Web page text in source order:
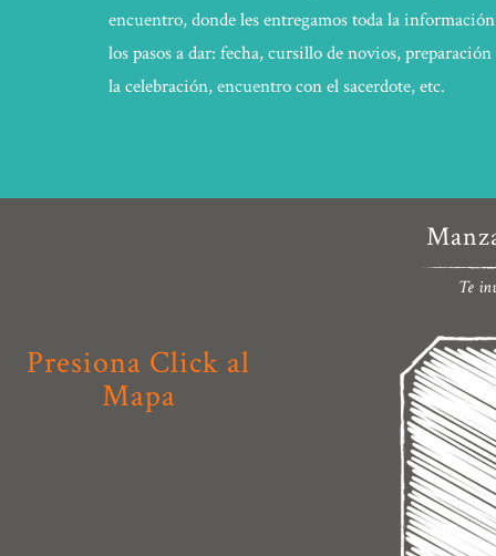
encuentro, donde les entregamos toda la
los pasos a dar: fecha, cursillo de novios, preparación
la celebración, encuentro con el sacerdote, etc.
Te
Presiona Click al
Mapa